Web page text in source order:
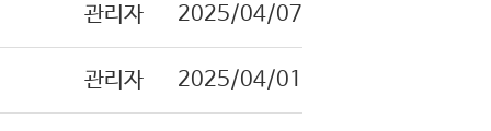
관리자 2025/04/07
관리자 2025/04/01